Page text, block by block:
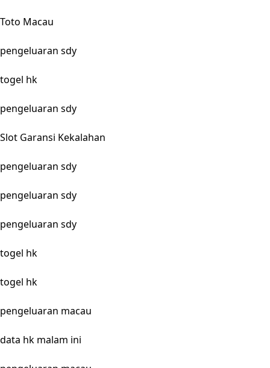
Toto Macau
pengeluaran sdy
togel hk
pengeluaran sdy
Slot Garansi Kekalahan
pengeluaran sdy
pengeluaran sdy
pengeluaran sdy
togel hk
togel hk
pengeluaran macau
data hk malam ini